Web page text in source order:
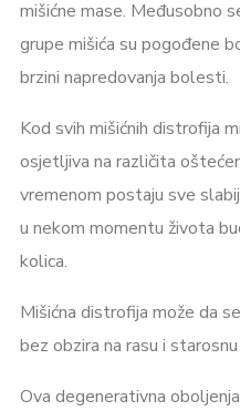
mišićne mase. Međusobno
grupe mišića su pogođene
brzini napredovanja bolesti.
Kod svih mišićnih distrofija
osjetljiva na različita
vremenom postaju sve
u nekom momentu života
kolica.
Mišićna distrofija može da
bez obzira na rasu i
Ova degenerativna